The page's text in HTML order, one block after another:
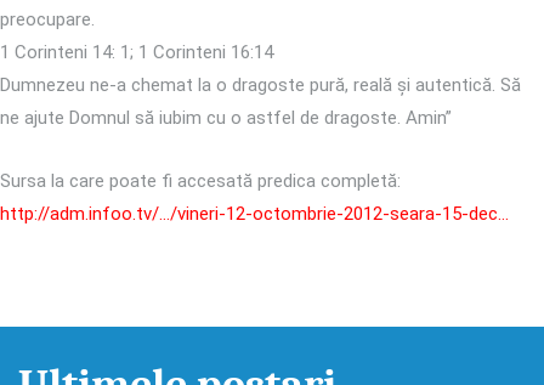
preocupare.
1 Corinteni 14: 1; 1 Corinteni 16:14
Dumnezeu ne-a chemat la o dragoste pură, reală și autentică. Să
ne ajute Domnul să iubim cu o astfel de dragoste. Amin”
Sursa la care poate fi accesată predica completă:
http://adm.infoo.tv/…/vineri-12-octombrie-2012-seara-15-dec…